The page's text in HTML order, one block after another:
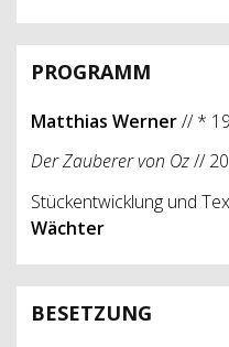
PROGRAMM
Matthias Werner// *
Der Zauberer von Oz//
Stückentwicklung und
Wächter
BESETZUNG